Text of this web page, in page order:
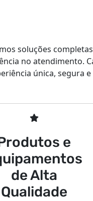
soluções
no atendimento.
única, segura
e
de Alta
Qualidade